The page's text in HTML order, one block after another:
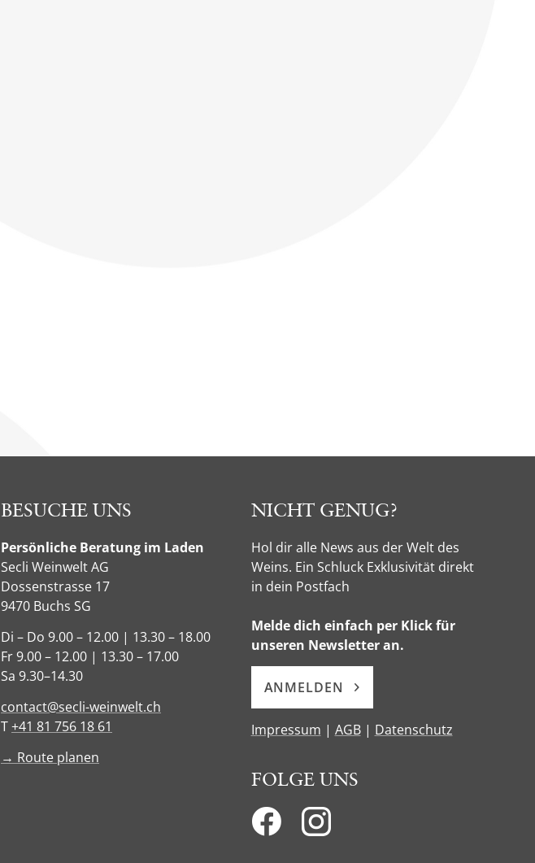
BESUCHE UNS
Persönliche Beratung im Laden
Secli Weinwelt AG
Dossenstrasse 17
9470 Buchs SG
Di – Do 9.00 – 12.00 | 13.30 – 18.00
Fr 9.00 – 12.00 | 13.30 – 17.00
Sa 9.30–14.30
contact@secli-weinwelt.ch
T+41 81 756 18 61
→ Route planen
NICHT GENUG?
Hol dir alle News aus der Welt des
Weins. Ein Schluck Exklusivität direkt
in dein Postfach
Melde dich einfach per Klick für
unseren Newsletter an.
ANMELDEN
Impressum | AGB| Datenschutz
FOLGE UNS